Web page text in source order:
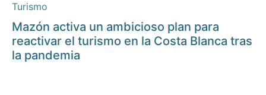
Turismo
Mazón activa un ambicioso plan para
reactivar el turismo en la Costa Blanca tras
la pandemia